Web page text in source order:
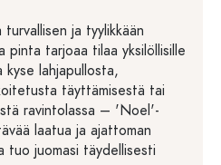
turvallisen ja tyylikkään
pinta tarjoaa tilaa yksilöllisille
lahjapullosta,
täyttämisestä tai
ravintolassa – 'Noel'-
laatua ja ajattoman
tuo juomasi täydellisesti